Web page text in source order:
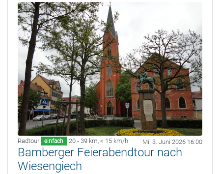
Radtour einfach 20 - 39 km, < 15 km/h Mi. 3. Juni 2026 16:00
Bamberger Feierabendtour nach
Wiesengiech